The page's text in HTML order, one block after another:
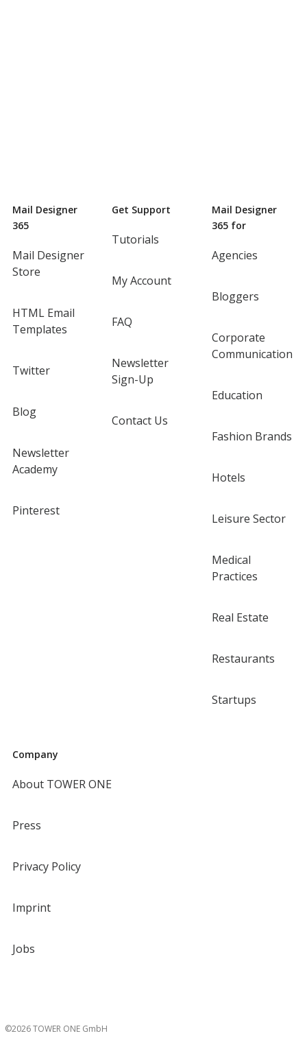
Mail Designer
365
Mail Designer
Store
HTML Email
Templates
Twitter
Blog
Newsletter
Academy
Pinterest
Get Support
Tutorials
My Account
FAQ
Newsletter
Sign-Up
Contact Us
Mail Designer
365 for
Agencies
Bloggers
Corporate
Communication
Education
Fashion Brands
Hotels
Leisure Sector
Medical
Practices
Real Estate
Restaurants
Startups
Company
About TOWER ONE
Press
Privacy Policy
Imprint
Jobs
©2026 TOWER ONE GmbH